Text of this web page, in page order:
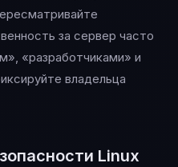
за сервер часто
«разработчиками» и
владельца
Linux